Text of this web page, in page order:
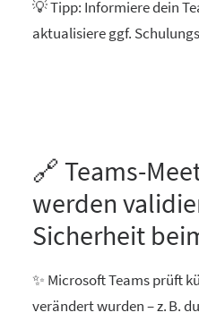
💡 Tipp: Informiere dein
aktualisiere ggf.
🔗 Teams-
werden
Sicherheit
✨ Microsoft Teams prüft
verändert wurden – z. B.